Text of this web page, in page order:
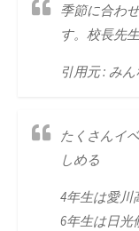
季節に合わ
す。校長先
引用元 : み
たくさんイ
しめる
4年生は愛川
6年生は日光